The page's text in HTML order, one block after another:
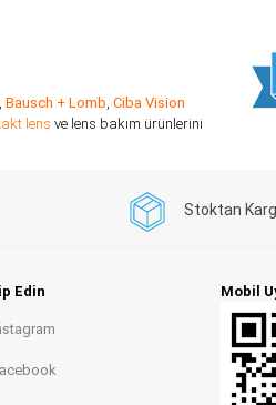
, Bausch + Lomb, Ciba Vision
lens ve lens bakım ürünlerini
Stoktan
Edin Mobil